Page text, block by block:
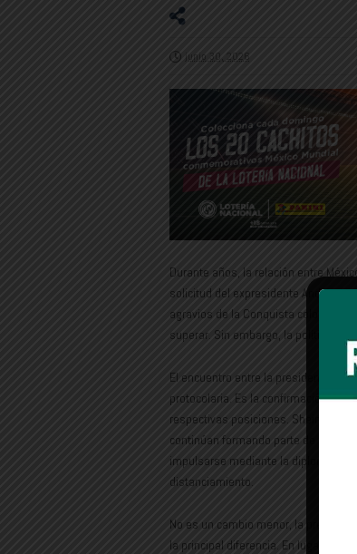
junio 30, 2026
Durante años, la relación entre
solicitud del expresidente Andrés
agravios de la Conquista colocó a
superar. Sin embargo, la política
El encuentro entre la presidenta
protocolaria. Es la confirmación de
respectivas posiciones. Sheinbaum
continúan formando parte de la
impulsarse mediante la diplomacia,
distanciamiento.
No es un cambio menor, la
la principal diferencia. En lugar de